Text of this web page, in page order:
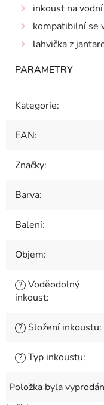
inkoust na vodní
kompatibilní se
lahvička z
Kategorie:
EAN:
Značky:
Barva:
Balení:
Objem:
? Voděodolný
inkoust:
? Složení inkoustu:
? Typ inkoustu:
Položka byla